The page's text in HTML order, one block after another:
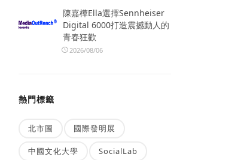
陳嘉樺Ella選擇Sennheiser
Digital 6000打造震撼動人的
青春狂歡
2026/08/06
熱門標籤
北市圖 國際發明展
中國文化大學 SocialLab